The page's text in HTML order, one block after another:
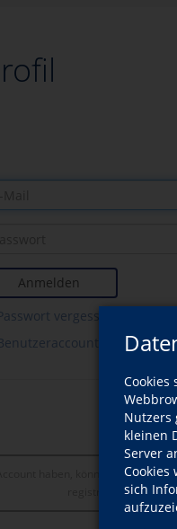
Cookies
Nutzers
kleinen
Server
Cookies
sich
Anmelden
vergessen
aktivieren
haben, können Sie sich
registrieren.